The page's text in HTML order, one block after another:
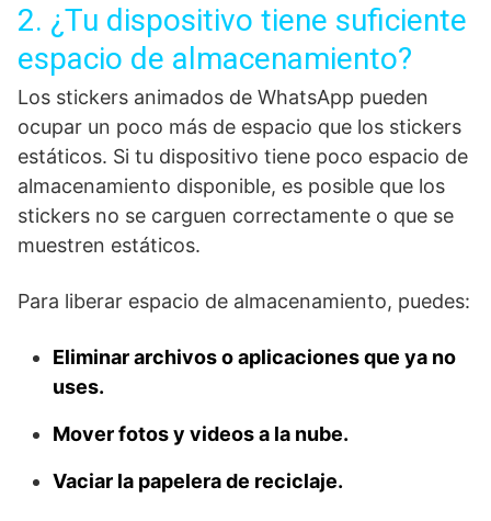
2. ¿Tu dispositivo tiene suficiente
espacio de almacenamiento?
Los stickers animados de WhatsApp pueden
ocupar un poco más de espacio que los stickers
estáticos. Si tu dispositivo tiene poco espacio de
almacenamiento disponible, es posible que los
stickers no se carguen correctamente o que se
muestren estáticos.
Para liberar espacio de almacenamiento, puedes:
Eliminar archivos o aplicaciones que ya no
uses.
Mover fotos y videos a la nube.
Vaciar la papelera de reciclaje.